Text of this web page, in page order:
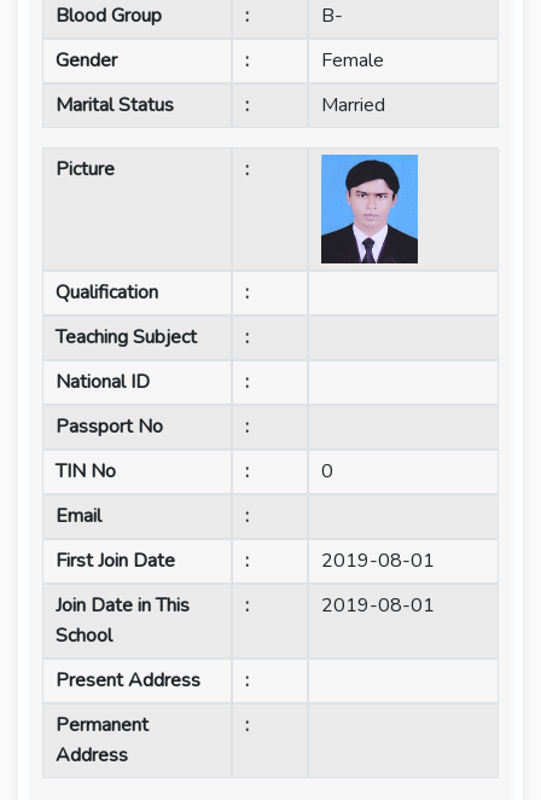
Blood Group
:
B-
Gender
:
Female
Marital Status
: Married
Picture :
Qualification
:
Teaching Subject
:
National ID
:
Passport No
:
TIN No
:
0
Email
:
First Join Date
:
2019-08-01
Join Date in This
School
: 2019-08-01
Present Address
:
Permanent
Address
: